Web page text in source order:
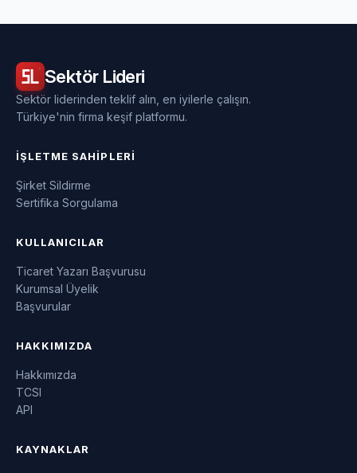
Sektör Lideri
Sektör liderinden teklif alın, en iyilerle çalışın.
Türkiye'nin firma keşif platformu.
İŞLETME SAHIPLERI
Şirket Sildirme
Sertifika Sorgulama
KULLANICILAR
Ticaret Yazarı Başvurusu
Kurumsal Üyelik
Başvurular
HAKKIMIZDA
Hakkımızda
TCSI
API
KAYNAKLAR